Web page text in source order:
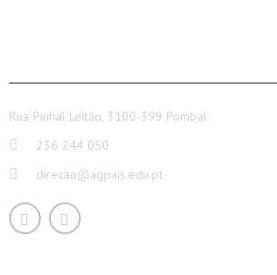
Rua Pinhal Leitão, 3100-399 Pombal
236 244 050
direcao@agpais.edu.pt